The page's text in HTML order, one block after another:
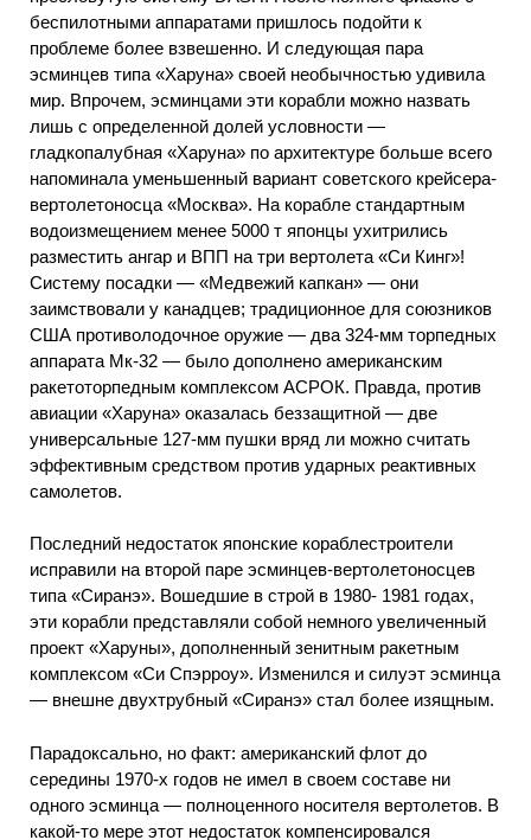
беспилотными аппаратами пришлось подойти к
проблеме более взвешенно. И следующая пара
эсминцев типа «Харуна» своей необычностью удивила
мир. Впрочем, эсминцами эти корабли можно назвать
лишь с определенной долей условности —
гладкопалубная «Харуна» по архитектуре больше всего
напоминала уменьшенный вариант советского крейсера-
вертолетоносца «Москва». На корабле стандартным
водоизмещением менее 5000 т японцы ухитрились
разместить ангар и ВПП на три вертолета «Си Кинг»!
Систему посадки — «Медвежий капкан» — они
заимствовали у канадцев; традиционное для союзников
США противолодочное оружие — два 324-мм торпедных
аппарата Мк-32 — было дополнено американским
ракетоторпедным комплексом АСРОК. Правда, против
авиации «Харуна» оказалась беззащитной — две
универсальные 127-мм пушки вряд ли можно считать
эффективным средством против ударных реактивных
самолетов.
Последний недостаток японские кораблестроители
исправили на второй паре эсминцев-вертолетоносцев
типа «Сиранэ». Вошедшие в строй в 1980- 1981 годах,
эти корабли представляли собой немного увеличенный
проект «Харуны», дополненный зенитным ракетным
комплексом «Си Спэрроу». Изменился и силуэт эсминца
— внешне двухтрубный «Сиранэ» стал более изящным.
Парадоксально, но факт: американский флот до
середины 1970-х годов не имел в своем составе ни
одного эсминца — полноценного носителя вертолетов. В
какой-то мере этот недостаток компенсировался